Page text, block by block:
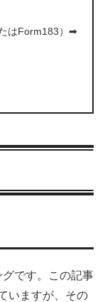
はForm183）➡
です。この記事
いますが、その